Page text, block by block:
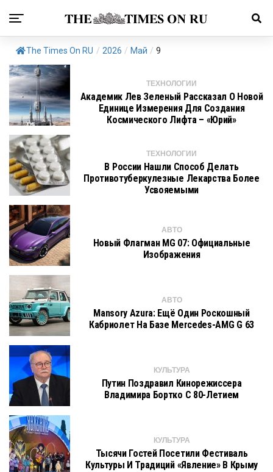
The Times On RU / 2026 / Май / 9
ТЕХНОЛОГИИ
Академик Лев Зеленый Рассказал О Новой
Единице Измерения Для Создания
Космического Лифта – «Юрий»
ТЕХНОЛОГИИ
В России Нашли Способ Делать
Противотуберкулезные Лекарства Более
Усвояемыми
АВТО
Новый Флагман MG 07: Официальные
Изображения
АВТО
Mansory Azura: Ещё Один Роскошный
Кабриолет На Базе Mercedes-AMG G 63
КУЛЬТУРА
Путин Поздравил Кинорежиссера
Владимира Бортко С 80-Летием
КУЛЬТУРА
Тысячи Гостей Посетили Фестиваль
Культуры И Традиций «Явление» В Крыму